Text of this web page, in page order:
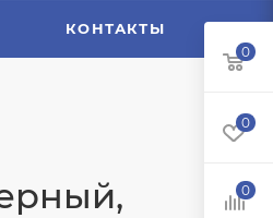
КОНТАКТЫ
0
0
0